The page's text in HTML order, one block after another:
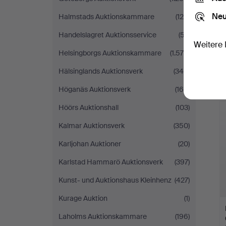
Halmstads Auktionskammare
(129)
Handelslagret Auktionsservice
(57)
Helsingborgs Auktionskammare
(1.575)
Hälsinglands Auktionsverk
(348)
Höganäs Auktionsverk
(160)
Höörs Auktionshall
(103)
Kalmar Auktionsverk
(350)
Karljohan Auktioner
(20)
Karlstad Hammarö Auktionsverk
(397)
Kunst- und Auktionshaus Kleinhenz (427)
Kurage Auktion
(1)
Laholms Auktionskammare
(196)
Weitere